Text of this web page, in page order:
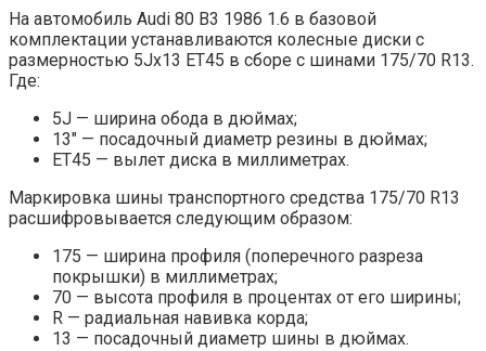
На автомобиль Audi 80 B3 1986 1.6 в базовой
комплектации устанавливаются колесные диски с
размерностью 5Jx13 ET45 в сборе с шинами 175/70 R13.
Где:
5J — ширина обода в дюймах;
13″ — посадочный диаметр резины в дюймах;
ET45 — вылет диска в миллиметрах.
Маркировка шины транспортного средства 175/70 R13
расшифровывается следующим образом:
175 — ширина профиля (поперечного разреза
покрышки) в миллиметрах;
70 — высота профиля в процентах от его ширины;
R — радиальная навивка корда;
13 — посадочный диаметр шины в дюймах.